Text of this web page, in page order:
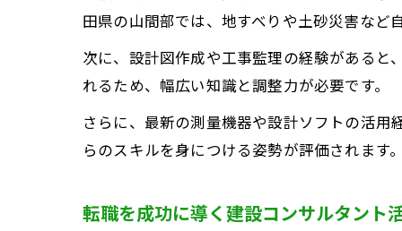
田県の山間部では、地すべりや土砂災害など
次に、設計図作成や工事監理の経験があると
れるため、幅広い知識と調整力が必要です。
さらに、最新の測量機器や設計ソフトの活
らのスキルを身につける姿勢が評価されます
転職を成功に導く建設コンサルタント